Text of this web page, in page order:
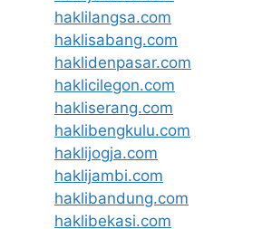
haklilangsa.com
haklisabang.com
haklidenpasar.com
haklicilegon.com
hakliserang.com
haklibengkulu.com
haklijogja.com
haklijambi.com
haklibandung.com
haklibekasi.com